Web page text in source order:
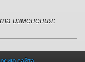
изменения: